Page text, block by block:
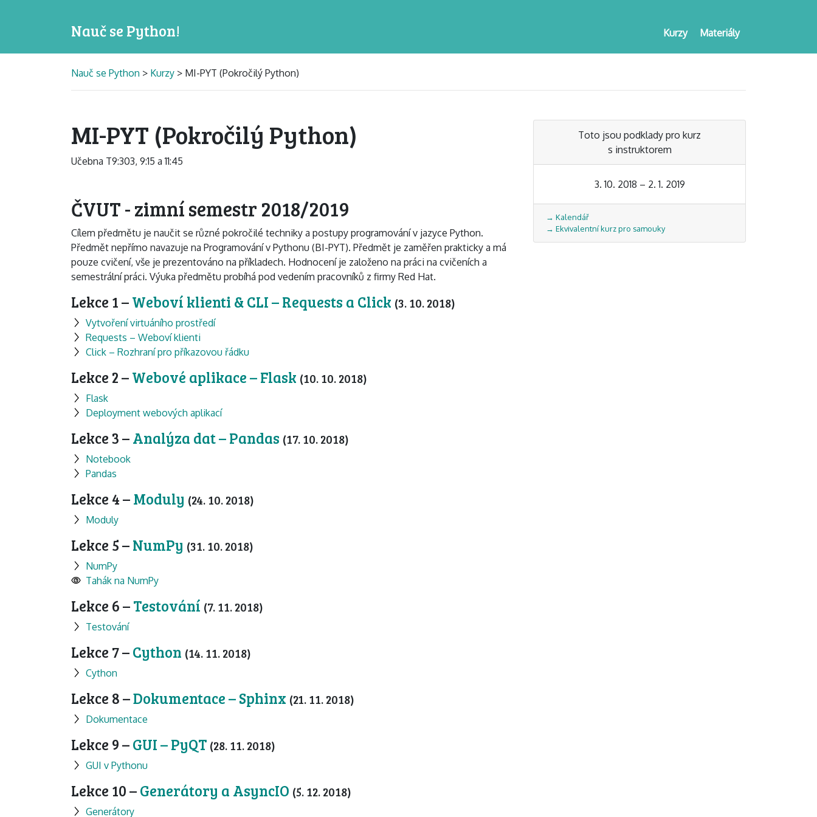
Nauč se Python! Materiály
Kurzy
Nauč se Python > Kurzy > MI-PYT (Pokročilý Python)
MI-PYT (Pokročilý Python)
Učebna T9:303, 9:15 a 11:45
ČVUT - zimní semestr 2018/2019
Cílem předmětu je naučit se různé pokročilé techniky a postupy programování v jazyce Python.
Předmět nepřímo navazuje na Programování v Pythonu (BI-PYT). Předmět je zaměřen prakticky a má
pouze cvičení, vše je prezentováno na příkladech. Hodnocení je založeno na práci na cvičeních a
semestrální práci. Výuka předmětu probíhá pod vedením pracovníků z firmy Red Hat.
Lekce 1 –Weboví klienti & CLI – Requests a Click (3. 10. 2018)
Vytvoření virtuáního prostředí
Requests – Weboví klienti
Click – Rozhraní pro příkazovou řádku
Lekce 2 –Webové aplikace – Flask (10. 10. 2018)
Flask
Deployment webových aplikací
Lekce 3 –Analýza dat – Pandas (17. 10. 2018)
Notebook
Pandas
Lekce 4 –Moduly (24. 10. 2018)
Moduly
Lekce 5 –NumPy (31. 10. 2018)
NumPy
Tahák na NumPy
Lekce 6 –Testování (7. 11. 2018)
Testování
Lekce 7 –Cython (14. 11. 2018)
Cython
Lekce 8 –Dokumentace – Sphinx (21. 11. 2018)
Dokumentace
Lekce 9 –GUI – PyQT (28. 11. 2018)
GUI v Pythonu
Lekce 10 –Generátory a AsyncIO (5. 12. 2018)
Generátory
Toto jsou podklady pro kurz
s instruktorem
3. 10. 2018 – 2. 1. 2019
→ Kalendář
→ Ekvivalentní kurz pro samouky